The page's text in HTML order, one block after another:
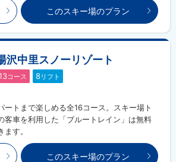
このスキー場のプラン
沢中里スノーリゾート
コース 8リフト
ートまで楽しめる全16コース。スキー場ト
客車を利用した「ブルートレイン」は無料
す。
このスキー場のプラン